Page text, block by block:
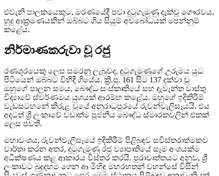
එවැනි පාලකයෙකුට, මරණයේදී පවා දුටුගැමුණු දැක්වූ ගෞරවය,
හුදු ආක්‍රමණයකින් ඔබ්බට ගිය සියුම් අවබෝධයක් පෙන්නුම්
කළේය.
නිර්මාණකරුවා වූ රජු
රණශූරයෙකු ලෙස සමරනු ලැබුවද, දුටුගැමුණුගේ උරුමය යුධ
පිටියෙන් ඔබ්බට විහිදී ගියේය. ක්‍රි.පූ. 161 සිට 137 දක්වා වූ
ඔහුගේ පාලන සමය, බෞද්ධ සංස්කෘතියේ සහ දැවැන්ත වාස්තු
විද්‍යාවේ ස්වර්ණමය යුගයක් ආරම්භ කළේය. ඔහුගේ ඉදිකිරීම්
වැඩසටහනේ කිරුළ වූයේ අනුරාධපුරයේ රුවන්වැලිසෑයයි. එය
අදටත් ශ්‍රී ලංකාවේ වඩාත්ම පූජනීය බෞද්ධ ස්මාරකවලින් එකක්
ලෙස පවතී.
මහාවංශය, රුවන්වැලිසෑයේ ඉදිකිරීම් පිළිබඳව සවිස්තරාත්මකව
වාර්තා කරන අතර, දුටුගැමුණු රජු ව්‍යාපෘතියේ සෑම අංශයක්ම
අධීක්ෂණය කළ ආකාරය විස්තර කරයි. පුරාවෘත්තයට අනුව, ශ්‍රී
ලංකාවට බුදුදහම ගෙන ආ මිහිඳු මහරහතන් වහන්සේ විසින්